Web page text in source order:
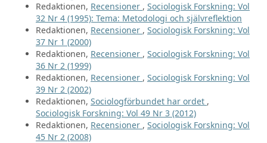
Redaktionen, Recensioner , Sociologisk Forskning: Vol
32 Nr 4 (1995): Tema: Metodologi och självreflektion
Redaktionen, Recensioner , Sociologisk Forskning: Vol
37 Nr 1 (2000)
Redaktionen, Recensioner , Sociologisk Forskning: Vol
36 Nr 2 (1999)
Redaktionen, Recensioner , Sociologisk Forskning: Vol
39 Nr 2 (2002)
Redaktionen, Sociologförbundet har ordet ,
Sociologisk Forskning: Vol 49 Nr 3 (2012)
Redaktionen, Recensioner , Sociologisk Forskning: Vol
45 Nr 2 (2008)